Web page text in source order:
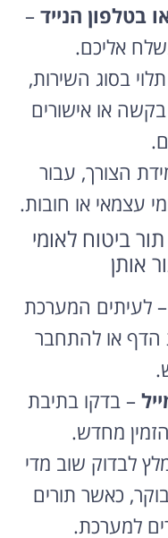
בטלפון הנייד –
אליכם.
בסוג השירות,
או אישורים
הצורך, עבור
עצמאי או חובות.
ביטוח לאומי
אותן
– לעיתים המערכת
הדף או להתחבר
– בדקו בתיבת
מחדש.
לבדוק שוב מדי
כאשר תורים
למערכת.